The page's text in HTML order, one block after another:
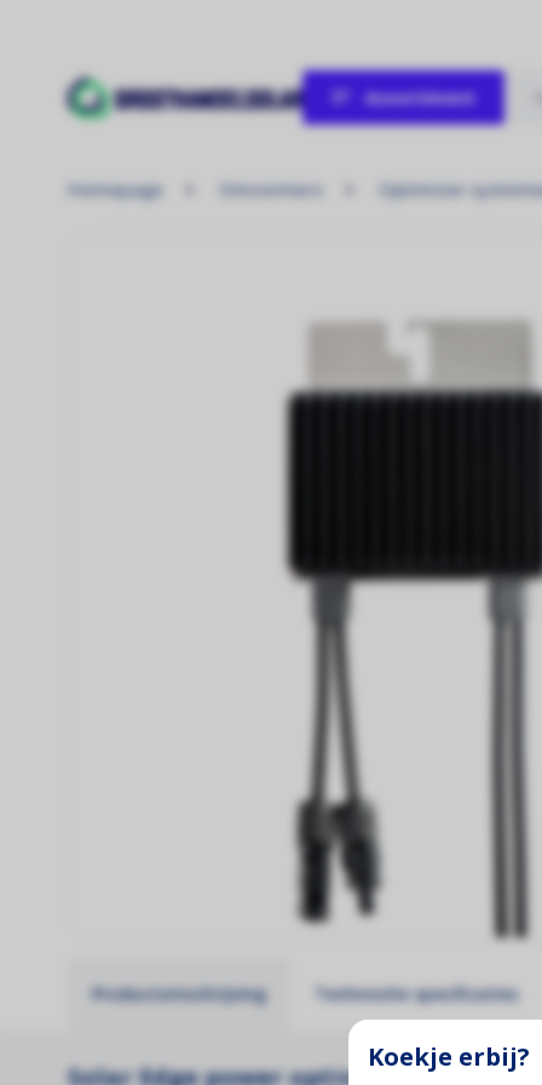
Koekje erbij?
Assortiment
Homepage Omvormers Optimizer
Productomschrijving Technische specificaties
Solar Edge power optimizer